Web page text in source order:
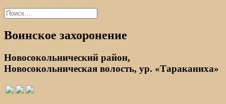
Найти:
Воинское захоронение
Новосокольнический район,
Новосокольническая волость, ур. «Тараканиха»